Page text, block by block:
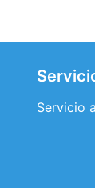
Servicio